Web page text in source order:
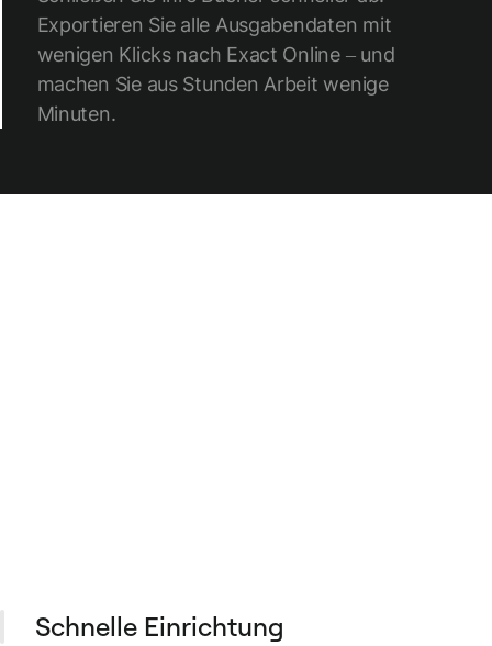
Exportieren Sie alle Ausgabendaten mit
wenigen Klicks nach Exact Online – und
machen Sie aus Stunden Arbeit wenige
Minuten.
Schnelle Einrichtung